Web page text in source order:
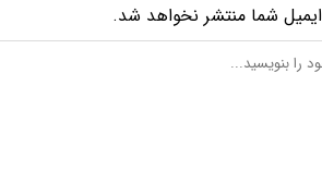
شما منتشر نخواهد شد.